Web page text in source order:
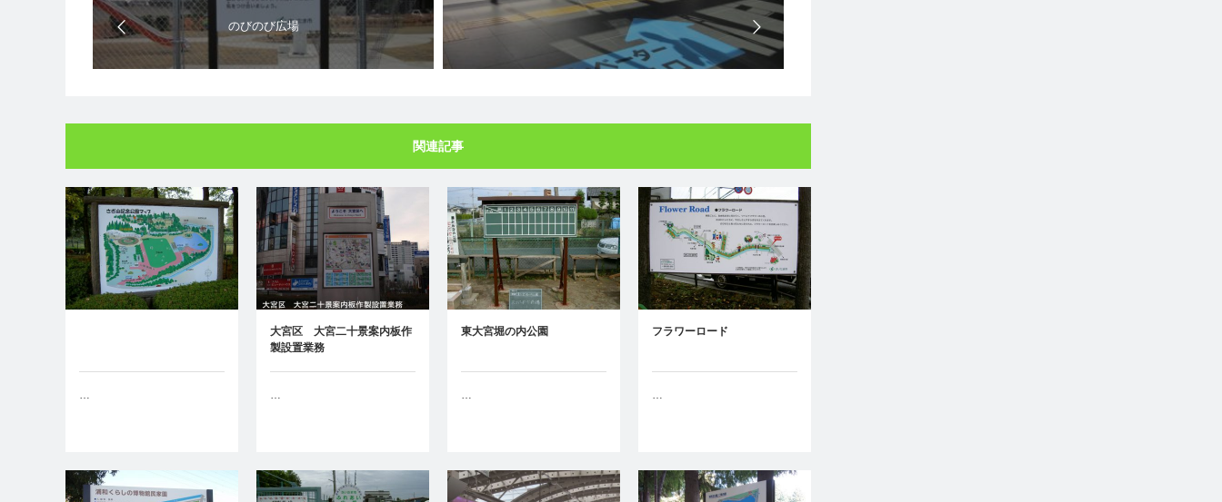
のびのび広場
関連記事
…
大宮区 大宮二十景案内板作
製設置業務
…
東大宮堀の内公園
…
フラワーロード
…